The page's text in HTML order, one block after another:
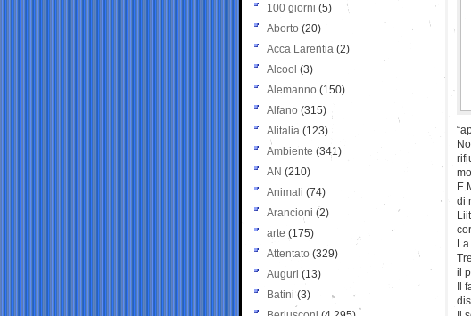
E
di
il
Il
100 giorni (5)
Aborto (20)
Acca Larentia (2)
Alcool (3)
Alemanno (150)
Alfano (315)
Alitalia (123)
Ambiente (341)
AN (210)
Animali (74)
Arancioni (2)
arte (175)
Attentato (329)
Auguri (13)
Batini (3)